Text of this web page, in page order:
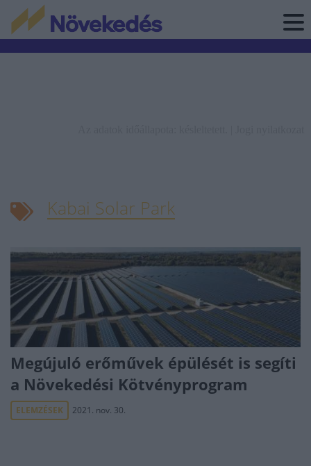
Kabai Solar Park
Megújuló erőművek épülését is segíti
a Növekedési Kötvényprogram
ELEMZÉSEK 2021. nov. 30.